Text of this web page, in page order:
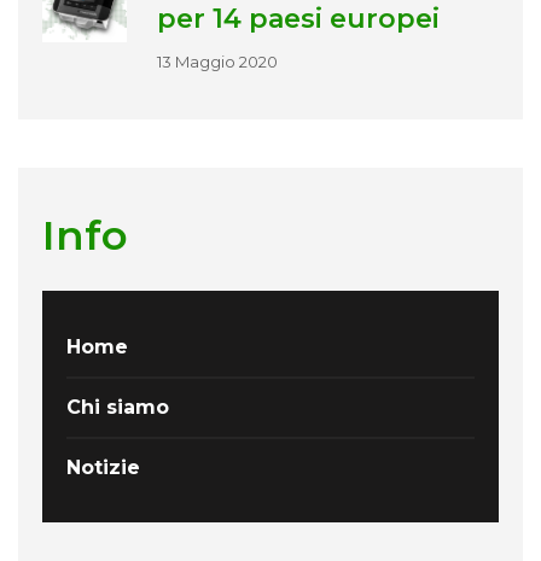
per 14 paesi europei
13 Maggio 2020
Info
Home
Chi siamo
Notizie